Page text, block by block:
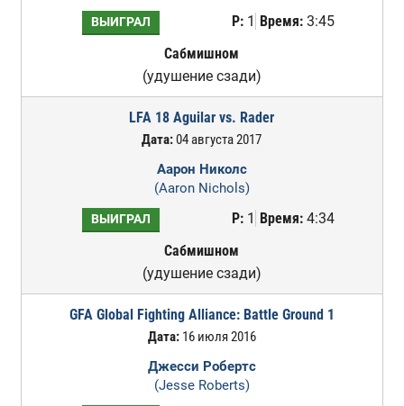
ВЫИГРАЛ Р:1 Время:3:45
Сабмишном
(удушение сзади)
LFA 18 Aguilar vs. Rader
Дата:04 августа 2017
Аарон Николс
(Aaron Nichols)
ВЫИГРАЛ Р:1 Время:4:34
Сабмишном
(удушение сзади)
GFA Global Fighting Alliance: Battle Ground 1
Дата:16 июля 2016
Джесси Робертс
(Jesse Roberts)